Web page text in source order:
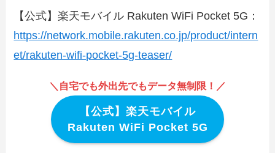
【公式】楽天モバイル Rakuten WiFi Pocket 5G：
https://network.mobile.rakuten.co.jp/product/intern
et/rakuten-wifi-pocket-5g-teaser/
＼自宅でも外出先でもデータ無制限！／
【公式】楽天モバイル
Rakuten WiFi Pocket 5G